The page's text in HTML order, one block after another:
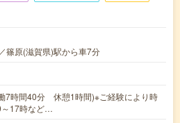
篠原(滋賀県)駅から車7分
7時間40分 休憩1時間)※ご経験により時
～17時など…